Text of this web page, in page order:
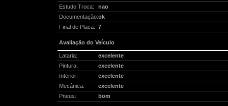
Estudo Troca:
nao
Documentação:ok
Final de Placa: 7
Avaliação do Veículo
Lataria:
excelente
Pintura:
excelente
Interior:
excelente
Mecânica:
excelente
Pneus:
bom